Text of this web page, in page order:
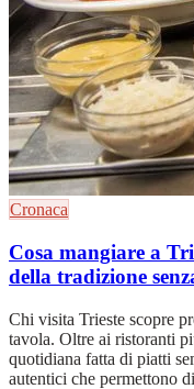
Cronaca
Cosa mangiare a
della tradizione
Chi visita Trieste scopre
tavola. Oltre ai ristoranti
quotidiana fatta di piatti
autentici che permettono